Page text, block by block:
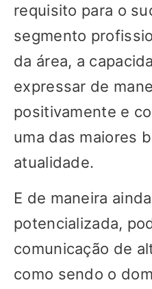
requisito para o
segmento
da área, a
expressar de
positivamente e
uma das maiores
atualidade.
E de maneira
potencializada,
comunicação de
como sendo o